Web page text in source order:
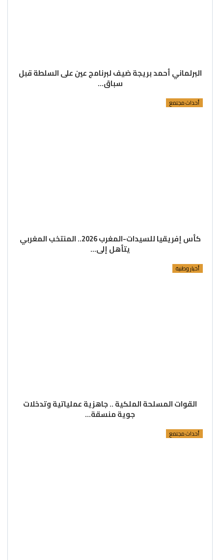
البرلماني أحمد بريجة ضيف لبرنامج عين على السلطة قبل
سباق…
أحداث مجتمع
كأس إفريقيا للسيدات-المغرب 2026.. المنتخب المغربي
يتأهل إلى…
أخبار وطنية
القوات المسلحة الملكية .. جاهزية عملياتية وتدخلات
جوية منسقة…
أحداث مجتمع